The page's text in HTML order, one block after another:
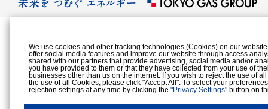
We use cookies and other tracking technologies (Cookies) on our
offer social media features and improve our website through access
shared with our partners that provide advertising, social media and/or
you have provided to them or that they have collected from your use of
businesses other than us on the internet. If you wish to reject the use of
the use of all Cookies, please click "Accept All". To select your
rejection settings at any time by clicking the "Privacy Settings" button on
Cookies Details